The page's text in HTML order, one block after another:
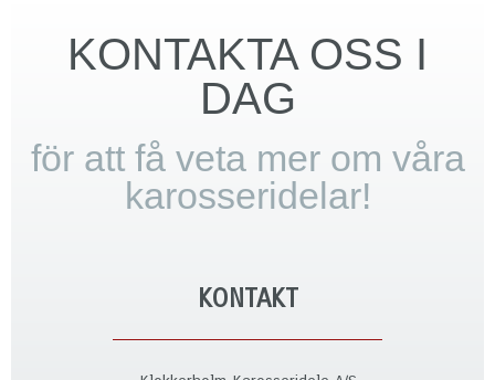
KONTAKTA OSS I
DAG
för att få veta mer om våra
karosseridelar!
KONTAKT